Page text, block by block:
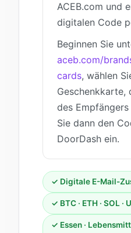
ACEB.com und
digitalen Code
Beginnen Sie
aceb.com/
cards, wählen
Geschenkkarte,
des
Sie dann den
DoorDash ein.
✓ Digitale E-Mail-
✓ BTC · ETH · SOL ·
✓ Essen ·